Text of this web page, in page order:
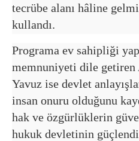
tecrübe alanı hâline
kullandı.
Programa ev sahipliği
memnuniyeti dile getiren
Yavuz ise devlet
insan onuru olduğunu
hak ve özgürlüklerin
hukuk devletinin